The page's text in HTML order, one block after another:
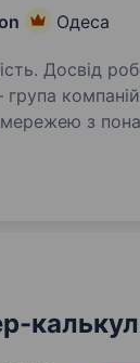
Одеса
Досвід
з
представляє